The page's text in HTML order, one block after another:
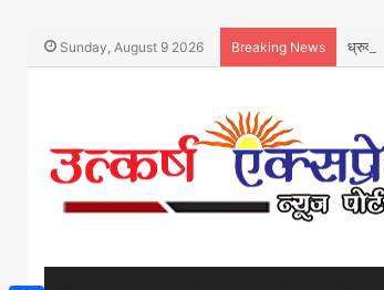
Sunday, August 9 2026 Breaking News ध्रुव